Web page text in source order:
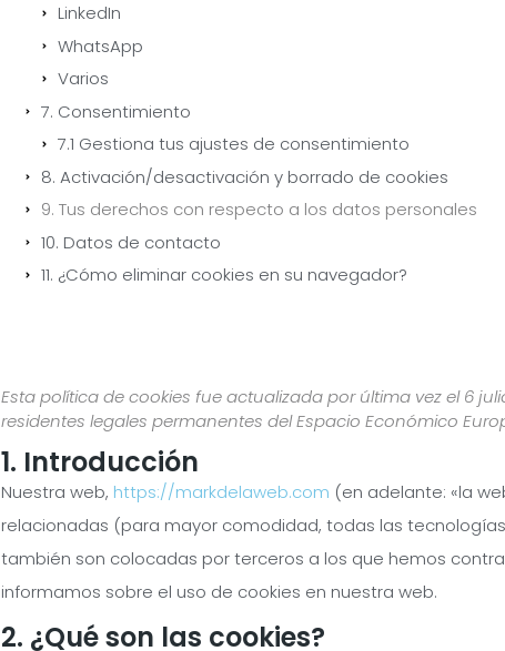
LinkedIn
WhatsApp
Varios
7. Consentimiento
7.1 Gestiona tus ajustes de consentimiento
8. Activación/desactivación y borrado de cookies
9. Tus derechos con respecto a los datos personales
10. Datos de contacto
11. ¿Cómo eliminar cookies en su navegador?
Esta política de cookies fue actualizada por última vez el 6
residentes legales permanentes del Espacio Económico
1. Introducción
Nuestra web, https://markdelaweb.com (en adelante: «la
relacionadas (para mayor comodidad, todas las
también son colocadas por terceros a los que hemos
informamos sobre el uso de cookies en nuestra web.
2. ¿Qué son las cookies?